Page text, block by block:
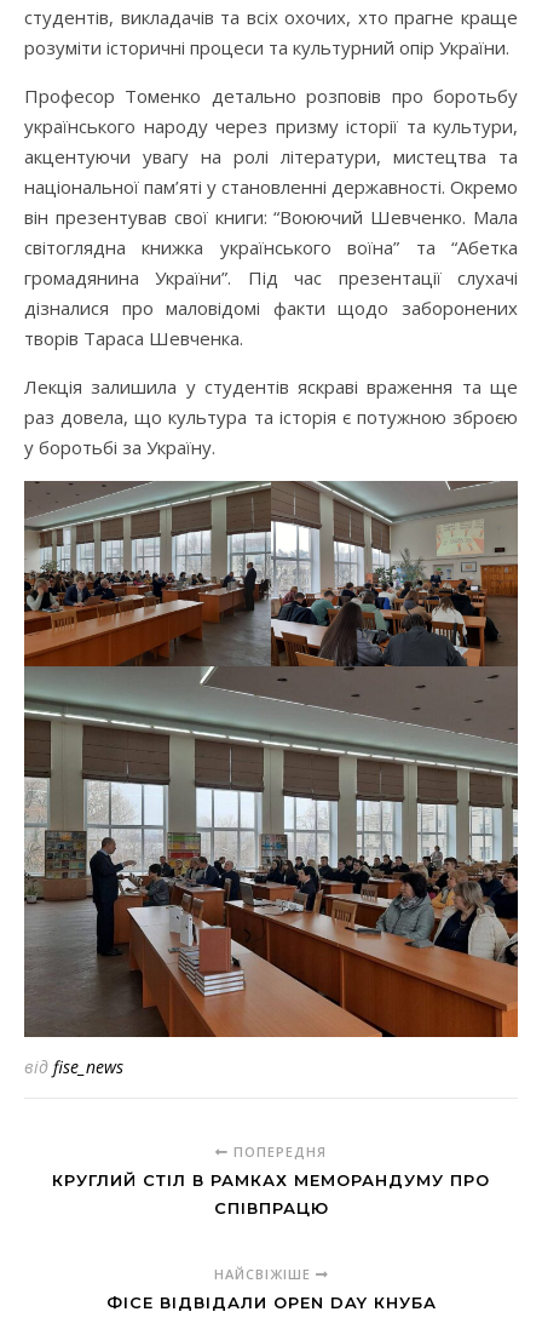
студентів, викладачів та всіх охочих, хто прагне краще
розуміти історичні процеси та культурний опір України.
Професор Томенко детально розповів про боротьбу
українського народу через призму історії та культури,
акцентуючи увагу на ролі літератури, мистецтва та
національної пам’яті у становленні державності. Окремо
він презентував свої книги: “Воюючий Шевченко. Мала
світоглядна книжка українського воїна” та “Абетка
громадянина України”. Під час презентації слухачі
дізналися про маловідомі факти щодо заборонених
творів Тараса Шевченка.
Лекція залишила у студентів яскраві враження та ще
раз довела, що культура та історія є потужною зброєю
у боротьбі за Україну.
від fise_news
ПОПЕРЕДНЯ
КРУГЛИЙ СТІЛ В РАМКАХ МЕМОРАНДУМУ ПРО
СПІВПРАЦЮ
НАЙСВІЖІШЕ
ФІСЕ ВІДВІДАЛИ OPEN DAY КНУБА